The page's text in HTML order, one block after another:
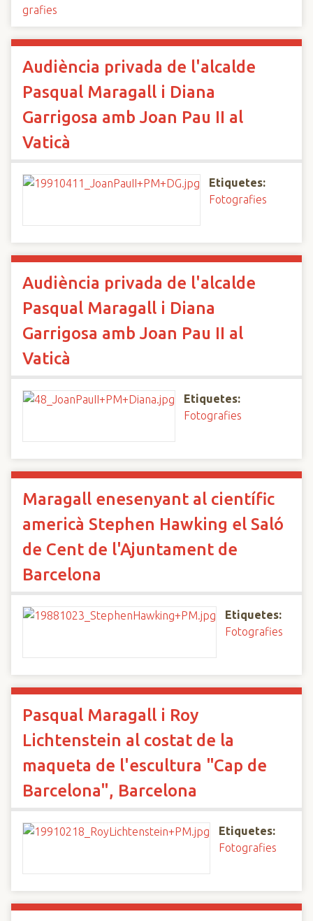
grafies
Audiència privada de l'alcalde
Pasqual Maragall i Diana
Garrigosa amb Joan Pau II al
Vaticà
Etiquetes:
Fotografies
Audiència privada de l'alcalde
Pasqual Maragall i Diana
Garrigosa amb Joan Pau II al
Vaticà
Etiquetes:
Fotografies
Maragall enesenyant al científic
americà Stephen Hawking el Saló
de Cent de l'Ajuntament de
Barcelona
Etiquetes:
Fotografies
Pasqual Maragall i Roy
Lichtenstein al costat de la
maqueta de l'escultura "Cap de
Barcelona", Barcelona
Etiquetes:
Fotografies